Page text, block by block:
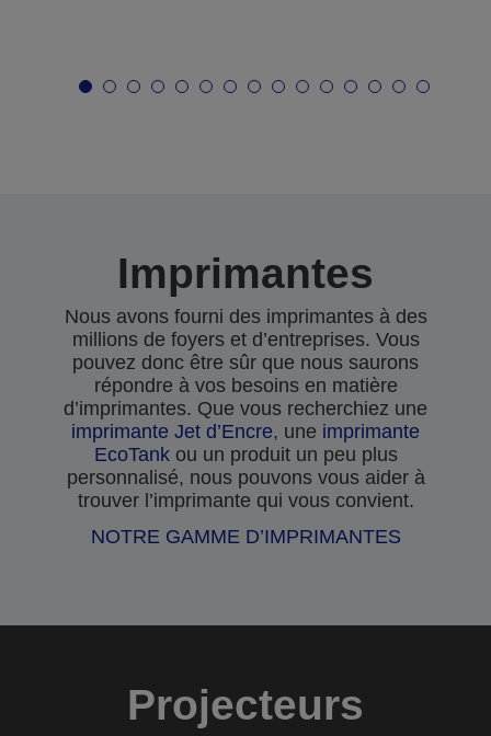
Imprimantes
Nous avons fourni des imprimantes à des
millions de foyers et d’entreprises. Vous
pouvez donc être sûr que nous saurons
répondre à vos besoins en matière
d’imprimantes. Que vous recherchiez une
imprimante Jet d’Encre, une imprimante
EcoTankou un produit un peu plus
personnalisé, nous pouvons vous aider à
trouver l’imprimante qui vous convient.
NOTRE GAMME D’IMPRIMANTES
Projecteurs